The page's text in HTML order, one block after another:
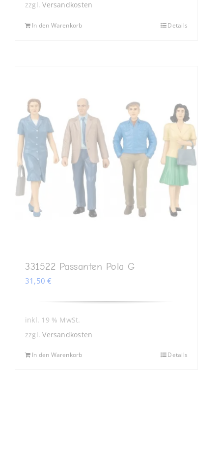
zzgl.Versandkosten
In den Warenkorb Details
331522 Passanten Pola G
31,50€
inkl. 19 % MwSt.
zzgl.Versandkosten
In den Warenkorb Details